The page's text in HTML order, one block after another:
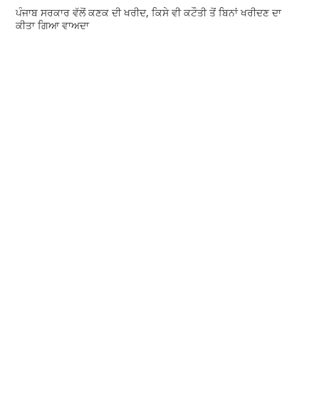
ਪੰਜਾਬ ਸਰਕਾਰ ਵੱਲੋਂ ਕਣਕ ਦੀ ਖਰੀਦ, ਕਿਸੇ ਵੀ ਕਟੌਤੀ ਤੋਂ ਬਿਨਾਂ ਖਰੀਦਣ ਦਾ
ਕੀਤਾ ਗਿਆ ਵਾਅਦਾ